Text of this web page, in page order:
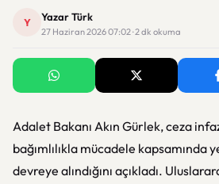
Y Yazar Türk
27 Haziran 2026 07:02 · 2 dk okuma
Adalet Bakanı Akın Gürlek, ceza
bağımlılıkla mücadele kapsamında
devreye alındığını açıkladı.